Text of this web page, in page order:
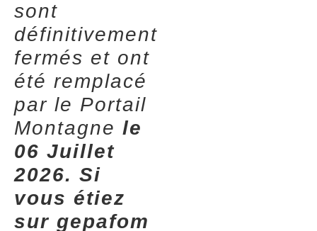
sont
définitivement
fermés et ont
été remplacé
par le Portail
Montagne le
06 Juillet
2026. Si
vous étiez
sur gepafom